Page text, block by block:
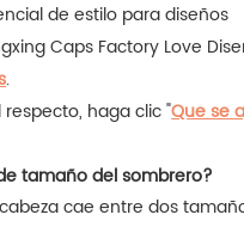
de estilo para diseños
Caps Factory Love
.
haga clic "Que se
tamaño del sombrero?
cae entre dos